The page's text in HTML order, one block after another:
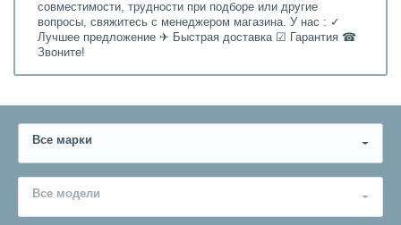
совместимости, трудности при подборе или другие
вопросы, свяжитесь с менеджером магазина. У нас : ✓
Лучшее предложение ✈ Быстрая доставка ☑ Гарантия ☎
Звоните!
Все марки
Все модели